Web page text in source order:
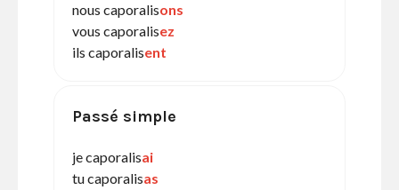
nous caporalisons
vous caporalisez
ils caporalisent
Passé simple
je caporalisai
tu caporalisas